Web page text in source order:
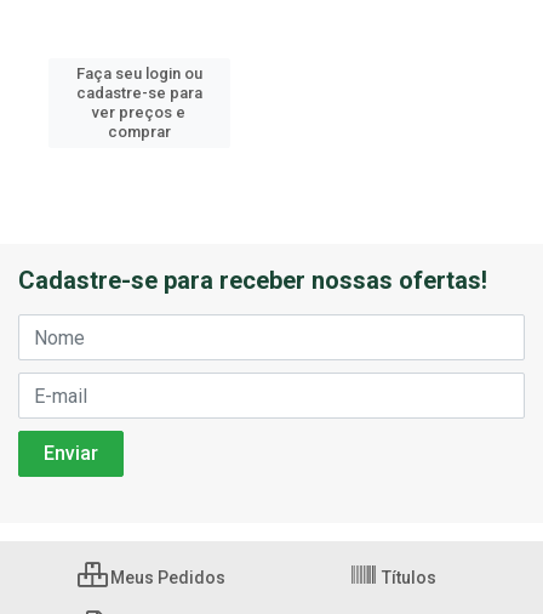
Faça seu login ou
cadastre-se para
ver preços e
comprar
Cadastre-se para receber nossas ofertas!
Meus Pedidos Títulos